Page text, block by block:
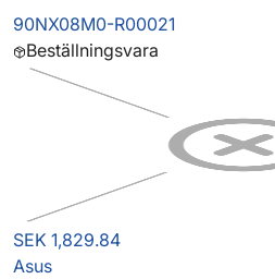
90NX08M0-R00021
Beställningsvara
SEK 1,829.84
Asus